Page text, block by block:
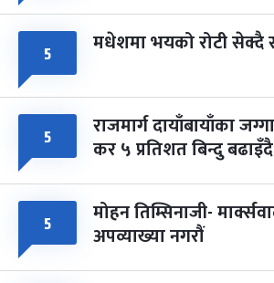
५ मधेशमा भयको रोटी सेक्दै
५ राजमार्ग दायाँबायाँका
कर ५ प्रतिशत बिन्दु बढाइँदै
५ मोहन तिम्सिनाजी-
अपव्याख्या नगरौं